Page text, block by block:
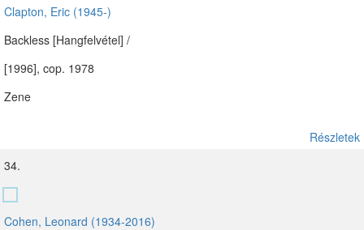
Clapton, Eric (1945-)
Backless [Hangfelvétel] /
[1996], cop. 1978
Zene
Részletek
34.
Cohen, Leonard (1934-2016)